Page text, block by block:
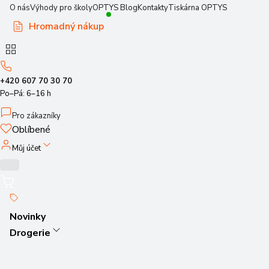
O násVýhody pro školyOPTYS BlogKontaktyTiskárna OPTYS
Hromadný nákup
+420 607 70 30 70
Po–Pá: 6–16 h
Pro zákazníky
Oblíbené
Můj účet
Novinky
Drogerie